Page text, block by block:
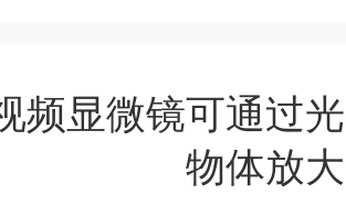
频显微镜可通过
物体放大